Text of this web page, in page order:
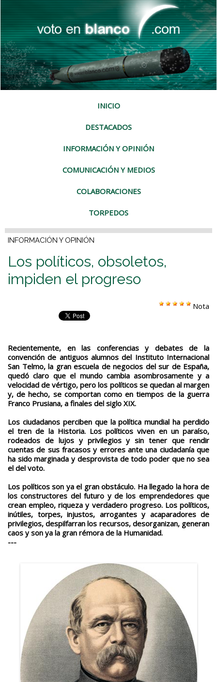
INICIO
DESTACADOS
INFORMACIÓN Y OPINIÓN
COMUNICACIÓN Y MEDIOS
COLABORACIONES
TORPEDOS
INFORMACIÓN Y OPINIÓN
Los políticos, obsoletos,
impiden el progreso
Nota
Recientemente, en las conferencias y debates de la
convención de antiguos alumnos del Instituto Internacional
San Telmo, la gran escuela de negocios del sur de España,
quedó claro que el mundo cambia asombrosamente y a
velocidad de vértigo, pero los políticos se quedan al margen
y, de hecho, se comportan como en tiempos de la guerra
Franco Prusiana, a finales del siglo XIX.
Los ciudadanos perciben que la política mundial ha perdido
el tren de la Historia. Los políticos viven en un paraíso,
rodeados de lujos y privilegios y sin tener que rendir
cuentas de sus fracasos y errores ante una ciudadanía que
ha sido marginada y desprovista de todo poder que no sea
el del voto.
Los políticos son ya el gran obstáculo. Ha llegado la hora de
los constructores del futuro y de los emprendedores que
crean empleo, riqueza y verdadero progreso. Los políticos,
inútiles, torpes, injustos, arrogantes y acaparadores de
privilegios, despilfarran los recursos, desorganizan, generan
caos y son ya la gran rémora de la Humanidad.
---